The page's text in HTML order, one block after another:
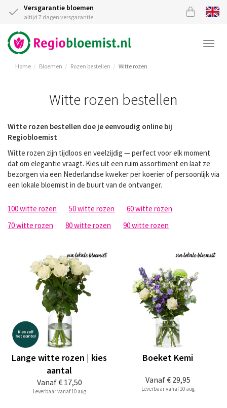
Versgarantie bloemen
altijd 7 dagen versgarantie
Home Bloemen Rozen bestellen Witte rozen
Witte rozen bestellen
Witte rozen bestellen doe je eenvoudig online bij
Regiobloemist
Witte rozen zijn tijdloos en veelzijdig — perfect voor elk moment
dat om elegantie vraagt. Kies uit een ruim assortiment en laat ze
bezorgen via een Nederlandse kweker per koerier of persoonlijk via
een lokale bloemist in de buurt van de ontvanger.
100 witte rozen 50 witte rozen
60 witte rozen
70 witte rozen
80 witte rozen 90 witte rozen
Vanaf€ 17,50
Lange witte rozen | kies
aantal
Leverbaar vanaf 10 aug
Vanaf€ 29,95
Boeket Kemi
Leverbaar vanaf 10 aug